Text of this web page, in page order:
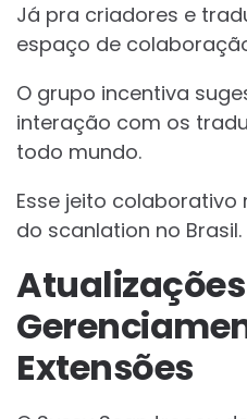
Já pra criadores e
espaço de
O grupo incentiva
interação com os
todo mundo.
Esse jeito
do scanlation no Brasil.
Extensões